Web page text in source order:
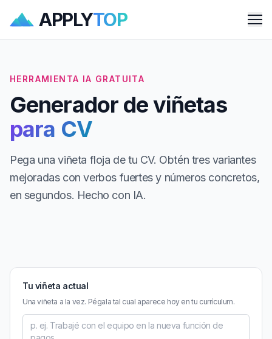
APPLYTOP
HERRAMIENTA IA GRATUITA
Generador de viñetas
para CV
Pega una viñeta floja de tu CV. Obtén tres variantes
mejoradas con verbos fuertes y números concretos,
en segundos. Hecho con IA.
Tu viñeta actual
Una viñeta a la vez. Pégala tal cual aparece hoy en tu currículum.